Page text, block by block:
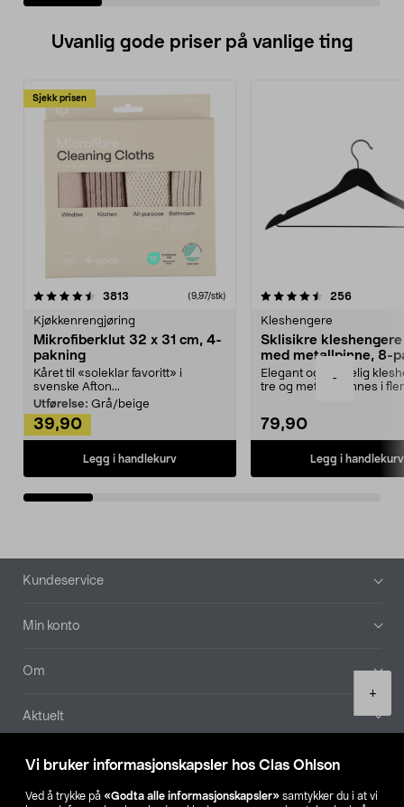
Vi bruker informasjonskapsler hos Clas Ohlson
Ved å trykke på «Godta alle informasjonskapsler» samtykker du i at vi
-
+
Uvanlig gode priser på vanlige ting
Sjekk prisen
3813 anmeldelser(9,97/stk)
Kjøkkenrengjøring
Mikrofiberklut 32 x 31 cm, 4-
pakning
Kåret til «soleklar favoritt» i
svenske Afton...
Utførelse: Grå/beige
39,90
Legg i handlekurv
4.5av 5 stjerner 256
Kleshengere
Sklisikre
med metallpinne, 8-
Elegant og skikkelig
tre og metall – finnes i
79,90
Legg i handlekurv
4.5av 5 stjerner
Bunntekst
Kundeservice
Min konto
Om
Aktuelt
Våre selskaper